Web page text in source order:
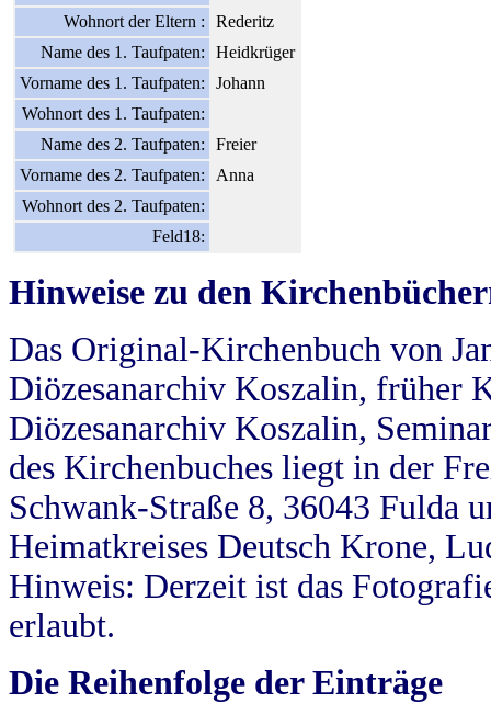
Wohnort der Eltern :
Rederitz
Name des 1. Taufpaten:
Heidkrüger
Vorname des 1. Taufpaten:
Johann
Wohnort des 1. Taufpaten:
Name des 2. Taufpaten:
Freier
Vorname des 2. Taufpaten:
Anna
Wohnort des 2. Taufpaten:
Feld18:
Hinweise zu den
Das Original-Kirchenbuch von
Diözesanarchiv Koszalin, früher
Diözesanarchiv Koszalin,
des Kirchenbuches liegt in der
Schwank-Straße 8, 36043 Fulda
Heimatkreises Deutsch Krone,
Hinweis: Derzeit ist das
erlaubt.
Die Reihenfolge der Einträge